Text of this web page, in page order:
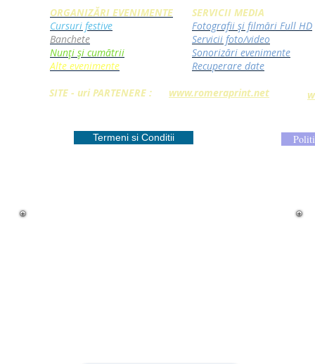
ORGANIZĂRI EVENIMENTE
Cursuri festive
Banchete
Nunți și cumătrii
Alte evenimente
SERVICII MEDIA
Fotografii și filmări Full HD
Servicii foto/video
Sonorizări evenimente
Recuperare date
Termeni si Conditii
SITE - uri PARTENERE : www.romeraprint.net